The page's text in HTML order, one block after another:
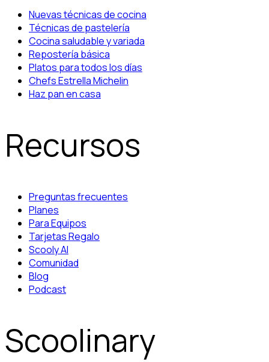
Nuevas técnicas de cocina
Técnicas de pastelería
Cocina saludable y variada
Repostería básica
Platos para todos los días
Chefs Estrella Michelin
Haz pan en casa
Recursos
Preguntas frecuentes
Planes
Para Equipos
Tarjetas Regalo
Scooly AI
Comunidad
Blog
Podcast
Scoolinary